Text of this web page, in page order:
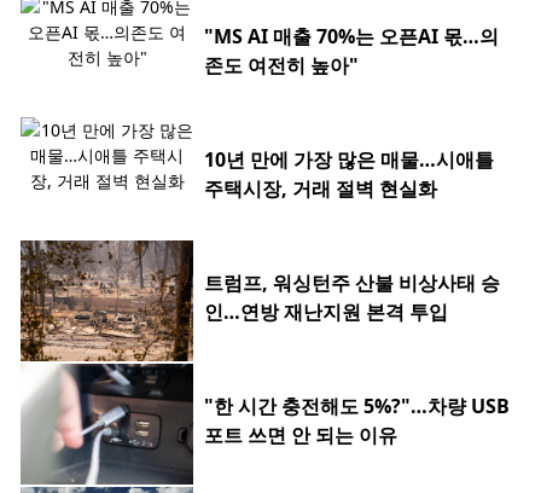
"MS AI 매출 70%는 오픈AI 몫…의
존도 여전히 높아"
10년 만에 가장 많은 매물…시애틀
주택시장, 거래 절벽 현실화
트럼프, 워싱턴주 산불 비상사태 승
인…연방 재난지원 본격 투입
"한 시간 충전해도 5%?"…차량 USB
포트 쓰면 안 되는 이유